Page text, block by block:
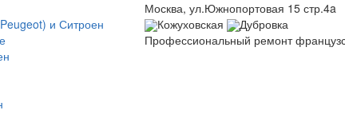
Москва, ул.Южнопортовая 15 стр.4a
Кожуховская
Дубровка
Профессиональный ремонт